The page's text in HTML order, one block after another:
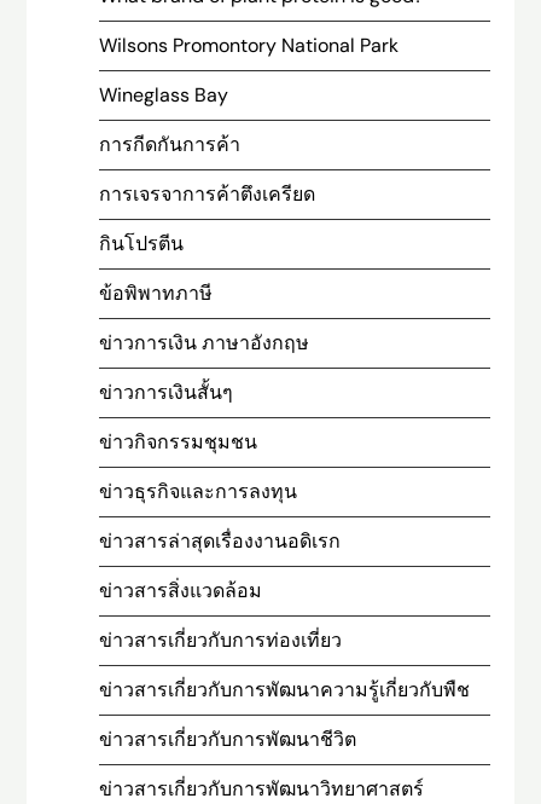
Wilsons Promontory National Park
Wineglass Bay
การกีดกันการค้า
การเจรจาการค้าตึงเครียด
กินโปรตีน
ข้อพิพาทภาษี
ข่าวการเงิน ภาษาอังกฤษ
ข่าวการเงินสั้นๆ
ข่าวกิจกรรมชุมชน
ข่าวธุรกิจและการลงทุน
ข่าวสารล่าสุดเรื่องงานอดิเรก
ข่าวสารสิ่งแวดล้อม
ข่าวสารเกี่ยวกับการท่องเที่ยว
ข่าวสารเกี่ยวกับการพัฒนาความรู้เกี่ยวกับพืช
ข่าวสารเกี่ยวกับการพัฒนาชีวิต
ข่าวสารเกี่ยวกับการพัฒนาวิทยาศาสตร์